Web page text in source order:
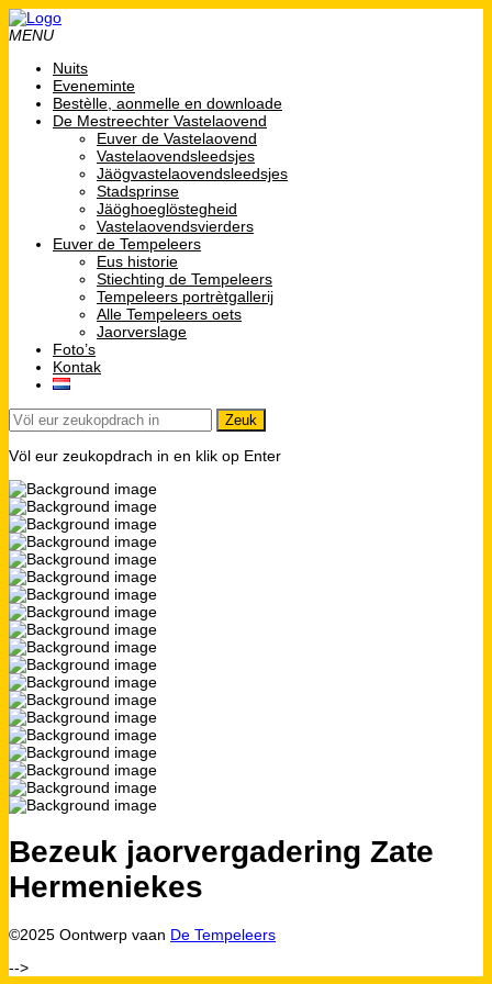
MENU
Nuits
Eveneminte
Bestèlle, aonmelle en downloade
De Mestreechter Vastelaovend
Euver de Vastelaovend
Vastelaovendsleedsjes
Jäögvastelaovendsleedsjes
Stadsprinse
Jäöghoeglöstegheid
Vastelaovendsvierders
Euver de Tempeleers
Eus historie
Stiechting de Tempeleers
Tempeleers portrètgallerij
Alle Tempeleers oets
Jaorverslage
Foto’s
Kontak
Völ eur zeukopdrach in en klik op Enter
Bezeuk jaorvergadering Zate
Hermeniekes
©2025 Oontwerp vaan De Tempeleers
-->